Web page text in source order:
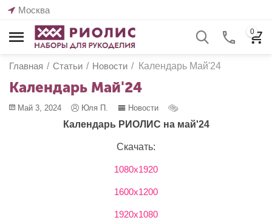
Москва
0
Главная / Статьи / Новости / Календарь Май'24
Календарь Май'24
Май 3, 2024 Юля П. Новости
Календарь РИОЛИС на май'24
Скачать:
1080х1920
1600х1200
1920х1080